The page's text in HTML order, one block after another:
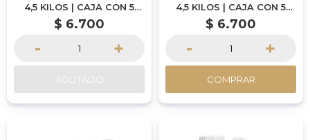
4,5 KILOS | CAJA CON 5
SOBRES DE 900 GRAMOS |
$ 6.700
- +
AGOTADO
4,5 KILOS | CAJA CON 5
SOBRE DE 900 GRAMOS |
$ 6.700
- +
COMPRAR